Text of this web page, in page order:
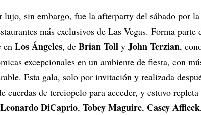
lujo, sin embargo, fue la afterparty del sábado por
más exclusivos de Las Vegas. Forma
en Los Ángeles, de Brian Toll y John Terzian,
excepcionales en un ambiente de fiesta, con
Esta gala, solo por invitación y realizada
cuerdas de terciopelo para acceder, y estuvo
Leonardo DiCaprio, Tobey Maguire, Casey Affleck